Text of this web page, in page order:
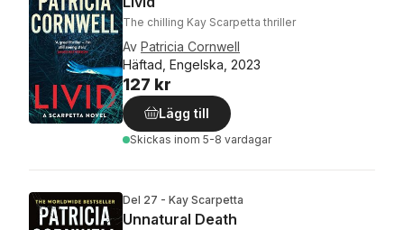
The chilling Kay Scarpetta thriller
Av Patricia Cornwell
Häftad, Engelska, 2023
127 kr
Lägg till
Skickas inom 5-8 vardagar
Del 27 - Kay Scarpetta
Unnatural Death